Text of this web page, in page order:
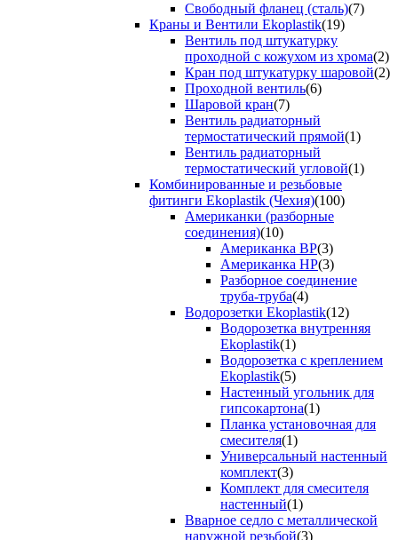
Свободный фланец (сталь)(7)
Краны и Вентили Ekoplastik(19)
Вентиль под штукатурку
проходной с кожухом из хрома(2)
Кран под штукатурку шаровой(2)
Проходной вентиль(6)
Шаровой кран(7)
Вентиль радиаторный
термостатический прямой(1)
Вентиль радиаторный
термостатический угловой(1)
Комбинированные и резьбовые
фитинги Ekoplastik (Чехия)(100)
Американки (разборные
соединения)(10)
Американка ВР(3)
Американка НР(3)
Разборное соединение
труба-труба(4)
Водорозетки Ekoplastik(12)
Водорозетка внутренняя
Ekoplastik(1)
Водорозетка с креплением
Ekoplastik(5)
Настенный угольник для
гипсокартона(1)
Планка установочная для
смесителя(1)
Универсальный настенный
комплект(3)
Комплект для смесителя
настенный(1)
Вварное седло с металлической
наружной резьбой(3)